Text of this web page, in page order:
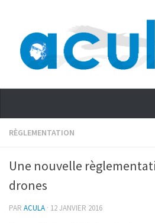
Accueil
Services
Cinéma – Journalisme
RÈGLEMENTATION
Une nouvelle
drones
PAR ACULA · 12 JANVIER 2016